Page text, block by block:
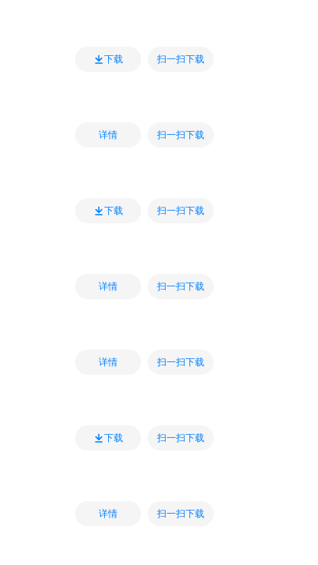
下载 扫一扫下载
详情 扫一扫下载
下载 扫一扫下载
详情 扫一扫下载
详情 扫一扫下载
下载 扫一扫下载
详情 扫一扫下载